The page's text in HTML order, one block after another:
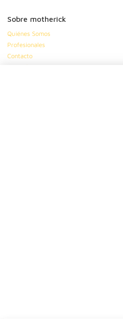
Sobre motherick
Quiénes Somos
Profesionales
Contacto
Mapa del sitio